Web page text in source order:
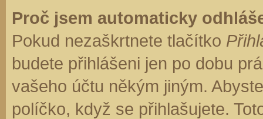
Proč jsem automaticky
Pokud nezaškrtnete tlačítko
budete přihlášeni jen po dobu
vašeho účtu někým jiným.
políčko, když se přihlašujete.